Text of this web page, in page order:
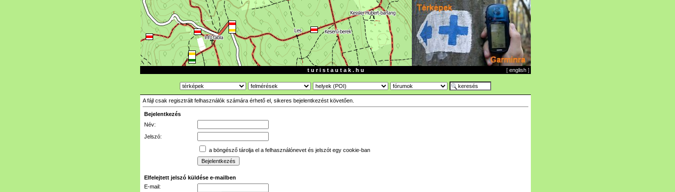
t u r i s t a u t a k . h u [ english ]
A fájl csak regisztrált felhasználók számára érhető el, sikeres bejelentkezést követően.
Bejelentkezés
Név:
Jelszó:
a böngésző tárolja el a felhasználónevet és jelszót egy cookie-ban
Elfelejtett jelszó küldése e-mailben
E-mail: